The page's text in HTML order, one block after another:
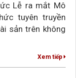
Lễ ra mắt Mô
tuyên truyền
sản trên không
Xem tiếp